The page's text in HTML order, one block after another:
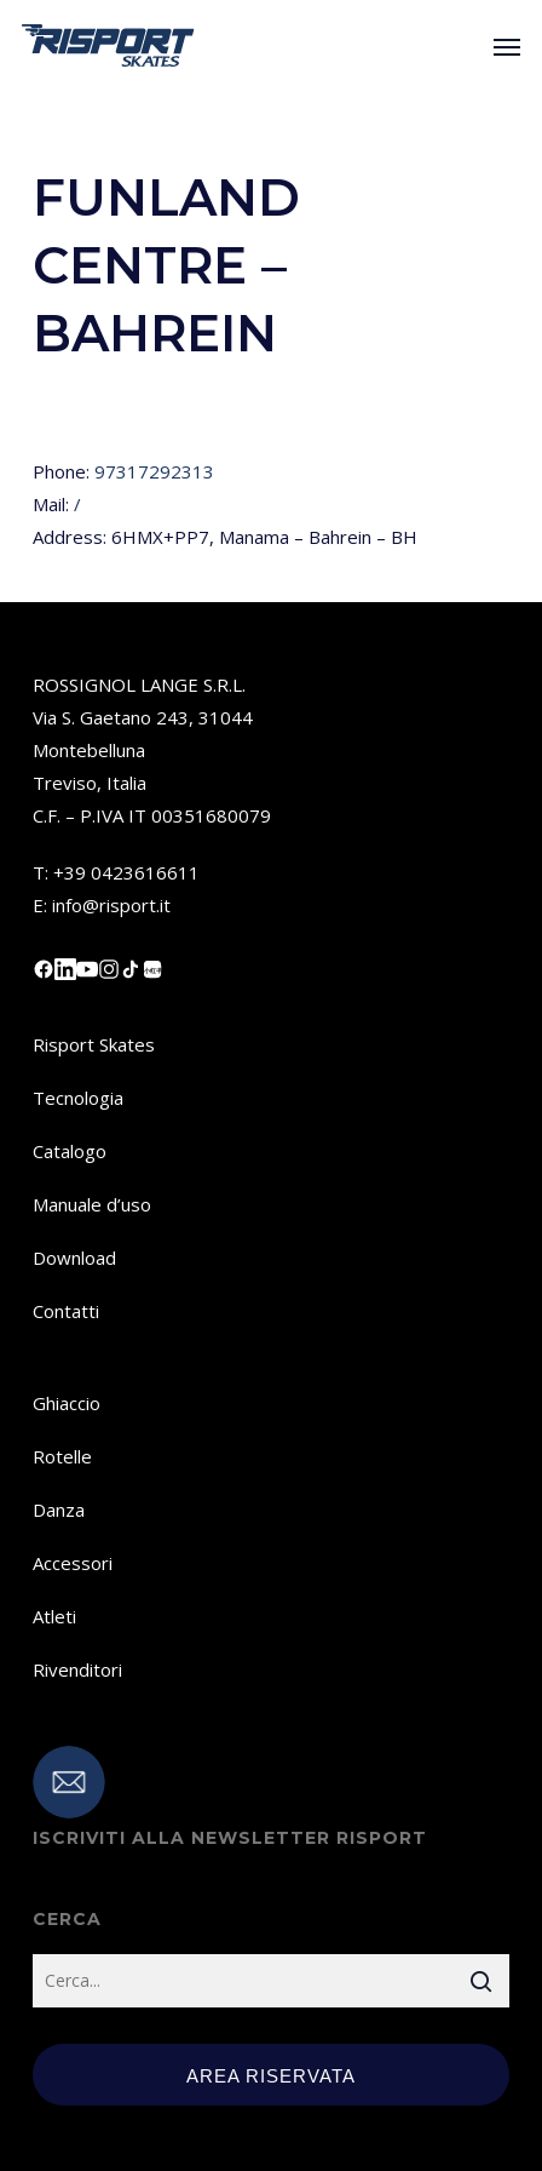
FUNLAND
CENTRE –
BAHREIN
Phone: 97317292313
Mail: /
Address: 6HMX+PP7, Manama – Bahrein – BH
ROSSIGNOL LANGE S.R.L.
Via S. Gaetano 243, 31044
Montebelluna
Treviso, Italia
C.F. – P.IVA IT 00351680079
T: +39 0423616611
E: info@risport.it
小红书
Risport Skates
Tecnologia
Catalogo
Manuale d’uso
Download
Contatti
Ghiaccio
Rotelle
Danza
Accessori
Atleti
Rivenditori
ISCRIVITI ALLA NEWSLETTER RISPORT
CERCA
AREA RISERVATA